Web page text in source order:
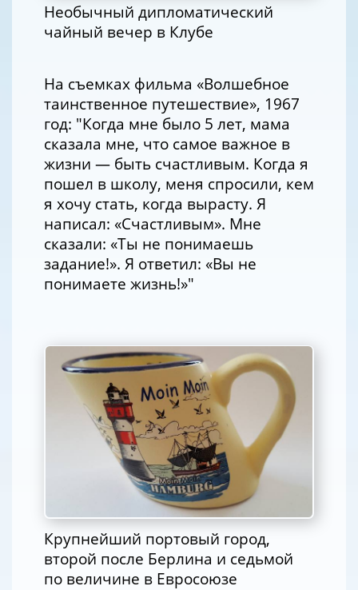
Необычный дипломатический
чайный вечер в Клубе
На съемках фильма «Волшебное
таинственное путешествие», 1967
год: "Когда мне было 5 лет, мама
сказала мне, что самое важное в
жизни — быть счастливым. Когда я
пошел в школу, меня спросили, кем
я хочу стать, когда вырасту. Я
написал: «Счастливым». Мне
сказали: «Ты не понимаешь
задание!». Я ответил: «Вы не
понимаете жизнь!»"
Крупнейший портовый город,
второй после Берлина и седьмой
по величине в Евросоюзе